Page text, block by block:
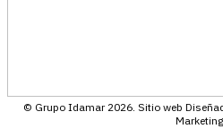
© Grupo Idamar 2026. Sitio web